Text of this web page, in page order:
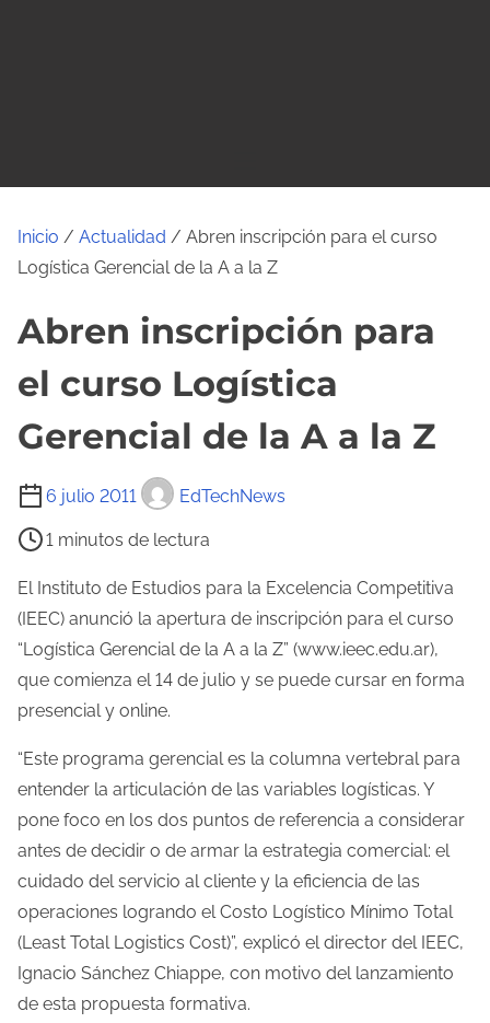
Inicio / Actualidad / Abren inscripción para el curso
Logística Gerencial de la A a la Z
Abren inscripción para
el curso Logística
Gerencial de la A a la Z
6 julio 2011 EdTechNews
T
e
m
p
o
d
e
e
c
t
u
r
a
d
e
l
1 minutos de lectura
El Instituto de Estudios para la Excelencia Competitiva
(IEEC) anunció la apertura de inscripción para el curso
“Logística Gerencial de la A a la Z” (www.ieec.edu.ar),
que comienza el 14 de julio y se puede cursar en forma
presencial y online.
“Este programa gerencial es la columna vertebral para
entender la articulación de las variables logísticas. Y
pone foco en los dos puntos de referencia a considerar
antes de decidir o de armar la estrategia comercial: el
cuidado del servicio al cliente y la eficiencia de las
operaciones logrando el Costo Logístico Mínimo Total
(Least Total Logistics Cost)”, explicó el director del IEEC,
Ignacio Sánchez Chiappe, con motivo del lanzamiento
de esta propuesta formativa.